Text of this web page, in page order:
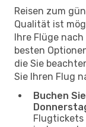
Reisen zum
Qualität ist
Ihre Flüge
besten
die Sie
Sie Ihren Flug
Buchen
Flugtickets